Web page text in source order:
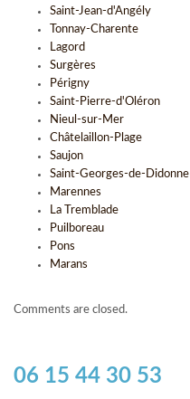
Saint-Jean-d'Angély
Tonnay-Charente
Lagord
Surgères
Périgny
Saint-Pierre-d'Oléron
Nieul-sur-Mer
Châtelaillon-Plage
Saujon
Saint-Georges-de-Didonne
Marennes
La Tremblade
Puilboreau
Pons
Marans
Comments are closed.
06 15 44 30 53